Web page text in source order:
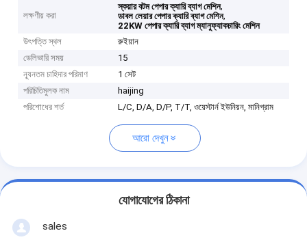
লক্ষণীয় করা
স্কয়ার বটম পেপার ক্যারি ব্যাগ মেশিন,
ডাবল লেয়ার পেপার ক্যারি ব্যাগ মেশিন,
22KW পেপার ক্যারি ব্যাগ ম্যানুফ্যাকচারিং মেশিন
উৎপত্তি স্থল
রুইয়ান
ডেলিভারি সময়
15
ন্যূনতম চাহিদার পরিমাণ
1 সেট
পরিচিতিমুলক নাম
haijing
পরিশোধের শর্ত
L/C, D/A, D/P, T/T, ওয়েস্টার্ন ইউনিয়ন, মানিগ্রাম
আরো দেখুন
যোগাযোগের ঠিকানা
sales